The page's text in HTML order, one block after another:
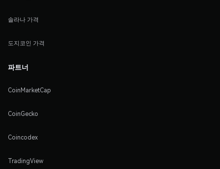
솔라나 가격
도지코인 가격
파트너
CoinMarketCap
CoinGecko
Coincodex
TradingView